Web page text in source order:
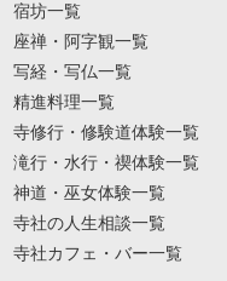
宿坊一覧
座禅・阿字観一覧
写経・写仏一覧
精進料理一覧
寺修行・修験道体験一覧
滝行・水行・禊体験一覧
神道・巫女体験一覧
寺社の人生相談一覧
寺社カフェ・バー一覧